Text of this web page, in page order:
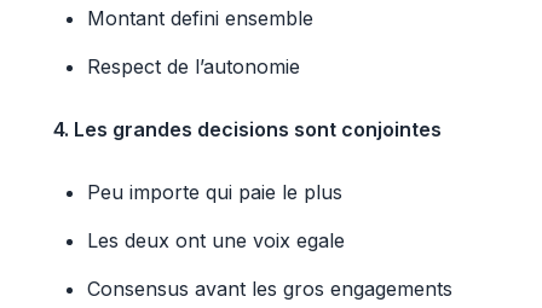
Montant defini ensemble
Respect de l’autonomie
4. Les grandes decisions sont conjointes
Peu importe qui paie le plus
Les deux ont une voix egale
Consensus avant les gros engagements